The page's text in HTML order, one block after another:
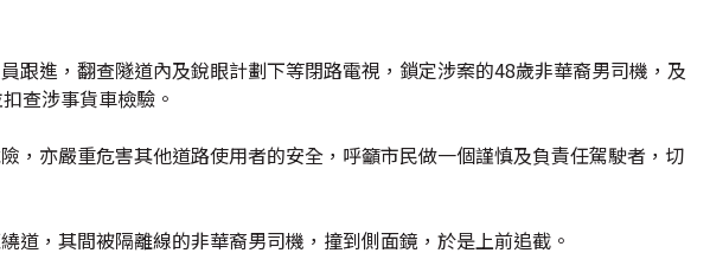
跟進，翻查隧道內及銳眼計劃下等閉路電視，鎖定涉案的48歲非華裔男司機，及
查涉事貨車檢驗。
，亦嚴重危害其他道路使用者的安全，呼籲市民做一個謹慎及負責任駕駛者，切
道，其間被隔離線的非華裔男司機，撞到側面鏡，於是上前追截。